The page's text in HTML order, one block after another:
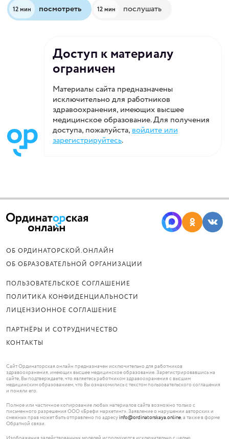
12 мин посмотреть 12 мин послушать
Доступ к материалу
ограничен
Материалы сайта предназначены
исключительно для работников
здравоохранения, имеющих высшее
медицинское образование. Для получения
доступа, пожалуйста,войдите или
зарегистрируйтесь.
ОБ ОРДИНАТОРСКОЙ.ОНЛАЙН
ОБ ОБРАЗОВАТЕЛЬНОЙ ОРГАНИЗАЦИИ
ПОЛЬЗОВАТЕЛЬСКОЕ СОГЛАШЕНИЕ
ПОЛИТИКА КОНФИДЕНЦИАЛЬНОСТИ
ЛИЦЕНЗИОННОЕ СОГЛАШЕНИЕ
ПАРТНЁРЫ И СОТРУДНИЧЕСТВО
КОНТАКТЫ
Сайт Ординаторская.онлайн предназначен исключительно для работников
здравоохранения, имеющих высшее медицинское образование. Зарегистрировавшись на
сайте, Вы подтверждаете, что являетесь работником здравоохранения с высшим
медицинским образованием, что Вы ознакомились с текстом пользовательского соглашения
и поняли его.
Полное или частичное копирование любых материалов сайта возможно только с
письменного разрешения ООО «Брефи маркетинг». Заявление о нарушении авторских и
смежных прав может быть отправлено по адресу info@ordinatorskaya.online, а также в форме
Обратной связи.